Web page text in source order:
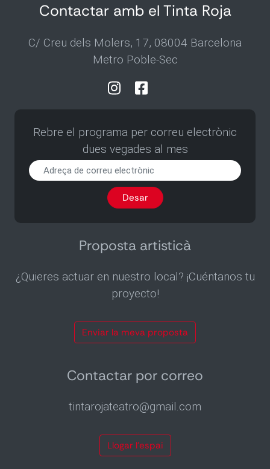
Contactar amb el Tinta Roja
C/ Creu dels Molers, 17, 08004 Barcelona
Metro Poble-Sec
Rebre el programa per correu electrònic
dues vegades al mes
Rebre
programa
per
vegades
mes
Desar
Proposta artisticà
¿Quieres actuar en nuestro local? ¡Cuéntanos tu
proyecto!
Enviar la meva proposta
Contactar por correo
tintarojateatro@gmail.com
Llogar l’espai